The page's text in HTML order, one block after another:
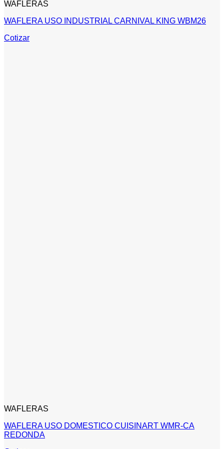
WAFLERAS
WAFLERA USO INDUSTRIAL CARNIVAL KING WBM26
Cotizar
WAFLERAS
WAFLERA USO DOMESTICO CUISINART WMR-CA
REDONDA